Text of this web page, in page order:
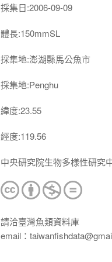
採集日:2006-09-09
體長:150mmSL
採集地:澎湖縣馬公魚市
採集地:Penghu
緯度:23.55
經度:119.56
中央研究院生物多樣性研究
請洽臺灣魚類資料庫
email：